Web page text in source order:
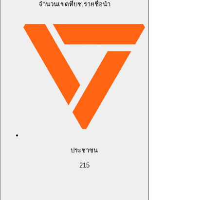
จำนวนเขตที่บช.รายชื่อนำ
ประชาชน
215